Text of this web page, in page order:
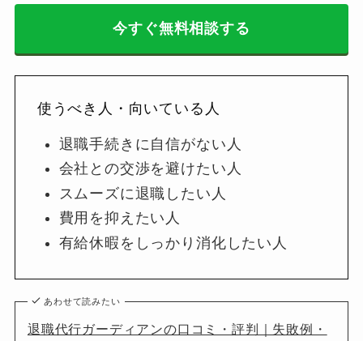
今すぐ無料相談する
使うべき人・向いている人
退職手続きに自信がない人
会社との交渉を避けたい人
スムーズに退職したい人
費用を抑えたい人
有給休暇をしっかり消化したい人
あわせて読みたい
退職代行ガーディアンの口コミ・評判｜失敗例・